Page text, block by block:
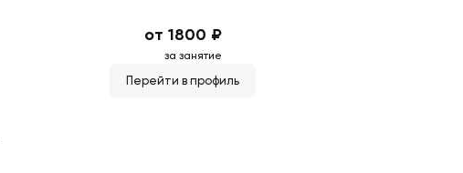
от 1800 ₽
за занятие
Перейти в профиль